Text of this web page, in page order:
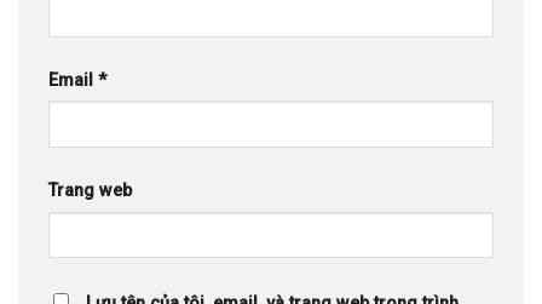
Email *
Trang web